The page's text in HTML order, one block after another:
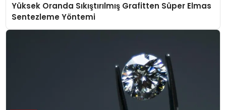
Yüksek Oranda Sıkıştırılmış Grafitten Süper Elmas
Sentezleme Yöntemi